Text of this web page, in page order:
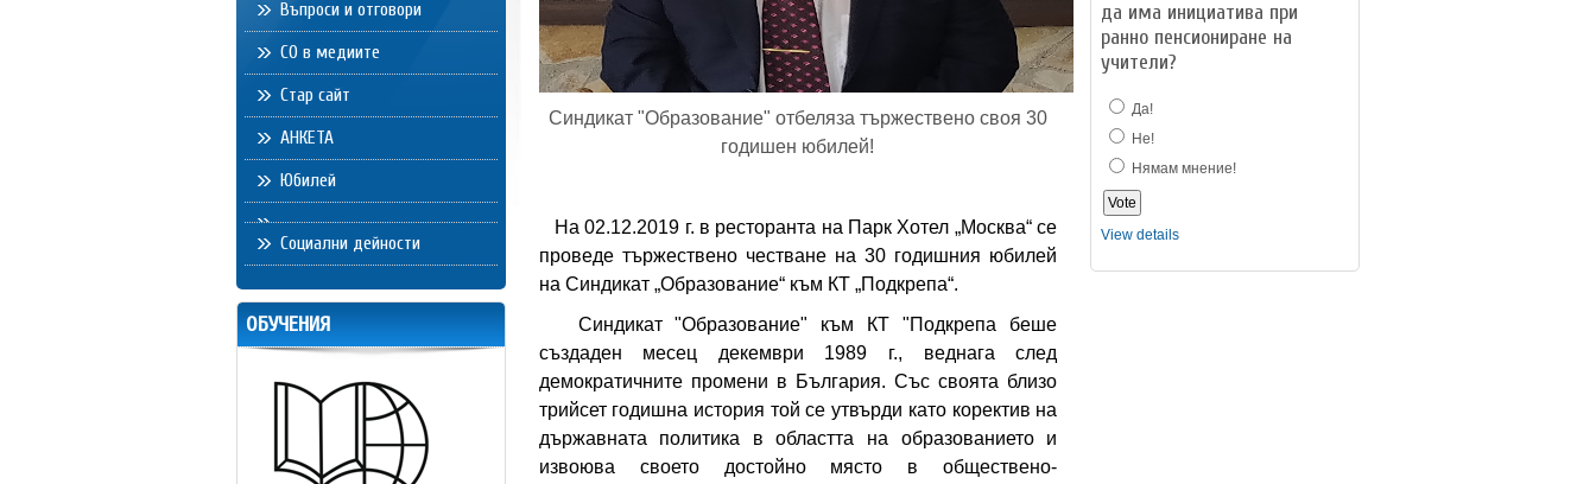
Синдикат "Образование" отбеляза тържествено своя 30
годишен юбилей!
На 02.12.2019 г. в ресторанта на Парк Хотел „Москва“ се
проведе тържествено честване на 30 годишния юбилей
на Синдикат „Образование“ към КТ „Подкрепа“.
Синдикат "Образование" към КТ "Подкрепа беше
създаден месец декември 1989 г., веднага след
демократичните промени в България. Със своята близо
трийсет годишна история той се утвърди като коректив на
държавната политика в областта на образованието и
извоюва своето достойно място в обществено-
да има инициатива при
ранно пенсиониране на
учители?
Да!
Не!
Нямам мнение!
View details
Въпроси и отговори
СО в медиите
Стар сайт
АНКЕТА
Юбилей
Социални дейности
ОБУЧЕНИЯ